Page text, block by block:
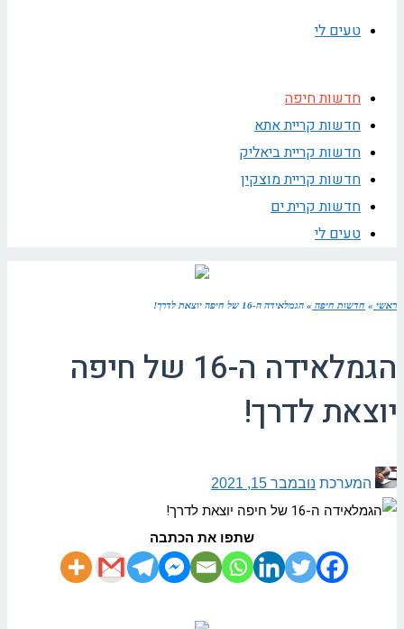
טעים לי
חדשות חיפה
חדשות קריית אתא
חדשות קריית ביאליק
חדשות קריית מוצקין
חדשות קרית ים
טעים לי
ראשי » חדשות חיפה » הגמלאידה ה-16 של חיפה יוצאת לדרך!
הגמלאידה ה-16 של חיפה
יוצאת לדרך!
המערכת נובמבר 15, 2021
שתפו את הכתבה